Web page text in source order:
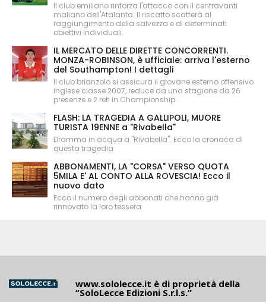
Il club emiliano rinforza l'attacco con il centravanti
maliano dell'Atalanta. Il riscatto scatterà al
raggiungimento della salvezza e di determinati
obiettivi individuali.
IL MERCATO DELLE DIRETTE CONCORRENTI.
MONZA-ROBINSON, è ufficiale: arriva l'esterno
del Southampton! I dettagli
Il club brianzolo si assicura il giovane esterno offensivo
inglese classe 2007, reduce da una stagione da 26
presenze e 2 reti in Championship.
FLASH: LA TRAGEDIA A GALLIPOLI, MUORE
TURISTA 19ENNE a "Rivabella"
Dramma in acqua a "Rivabella". Ecco la cronaca di
questa tragedia
ABBONAMENTI, LA "CORSA" VERSO QUOTA
5MILA E' AL CONTO ALLA ROVESCIA! Ecco il
nuovo dato
Ecco il numero degli abbonati che hanno già
rinnovato la loro tessera
www.sololecce.it è di proprietà della
“SoloLecce Edizioni S.r.l.s.”